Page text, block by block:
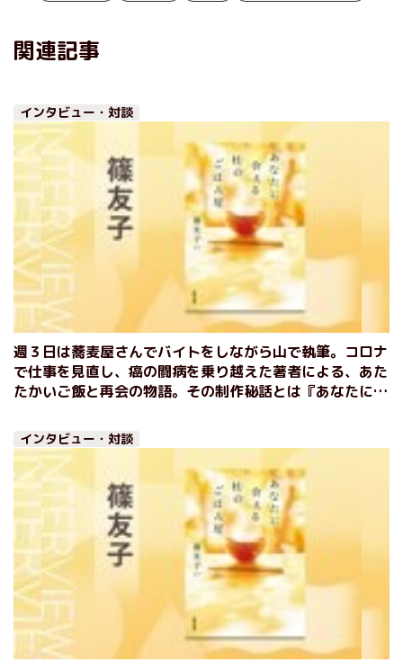
関連記事
インタビュー・対談
週３日は蕎麦屋さんでバイトをしながら山で執筆。コロナ
で仕事を見直し、癌の闘病を乗り越えた著者による、あた
たかいご飯と再会の物語。その制作秘話とは『あなたに会
インタビュー・対談